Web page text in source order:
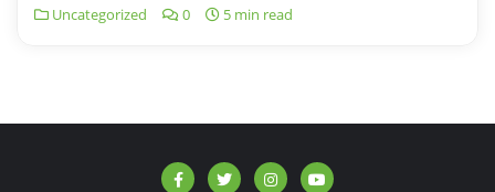
Uncategorized 0 5 min read